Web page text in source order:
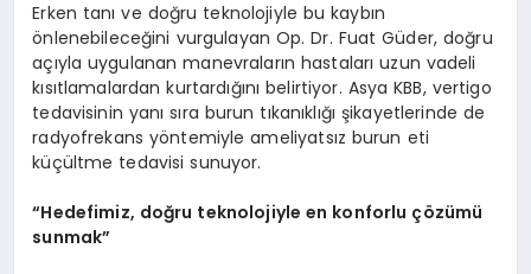
Erken tanı ve doğru teknolojiyle bu kaybın
önlenebileceğini vurgulayan Op. Dr. Fuat Güder, doğru
açıyla uygulanan manevraların hastaları uzun vadeli
kısıtlamalardan kurtardığını belirtiyor. Asya KBB, vertigo
tedavisinin yanı sıra burun tıkanıklığı şikayetlerinde de
radyofrekans yöntemiyle ameliyatsız burun eti
küçültme tedavisi sunuyor.
“Hedefimiz, doğru teknolojiyle en konforlu çözümü
sunmak”